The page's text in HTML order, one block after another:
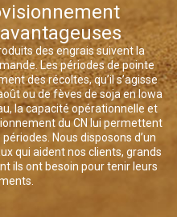
des engrais suivent la
Les périodes de pointe
des récoltes, qu’il s’agisse
ou de fèves de soja en Iowa
la capacité opérationnelle et
du CN lui permettent
Nous disposons d’un
qui aident nos clients, grands
ils ont besoin pour tenir leurs